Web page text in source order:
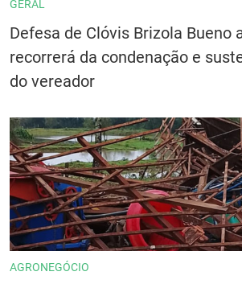
GERAL
Defesa de Clóvis Brizola Bueno
recorrerá da condenação e
do vereador
AGRONEGÓCIO